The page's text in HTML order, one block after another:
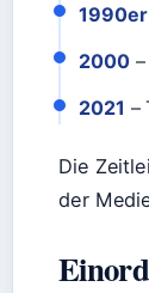
1990er
2000–
2021 –
Die
der